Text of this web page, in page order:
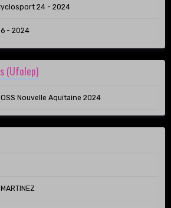
24 - 2024
- 2024
(Ufolep)
Nouvelle Aquitaine 2024